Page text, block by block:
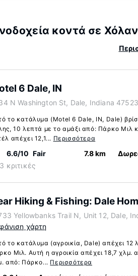
κοντά σε
6 Dale, IN
N Washington St, Dale, Indiana
το κατάλυμα (Motel 6 Dale, IN, Dale)
10 λεπτά με το αμάξι από: Πάρκο Μιλ
απέχει 12,1... Περισσότερα
6.6/10 Fair
κριτικές
7.8 km
Hiking & Fishing: Dale
Yellowbanks Trail N, Unit 12, Dale,
χάρτη
το κατάλυμα (αγροικία, Dale) απέχει 12
Μιλ. Αυτή η αγροικία απέχει 18,7 χλμ.
από: Πάρκο... Περισσότερα